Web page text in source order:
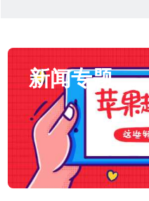
新闻专题